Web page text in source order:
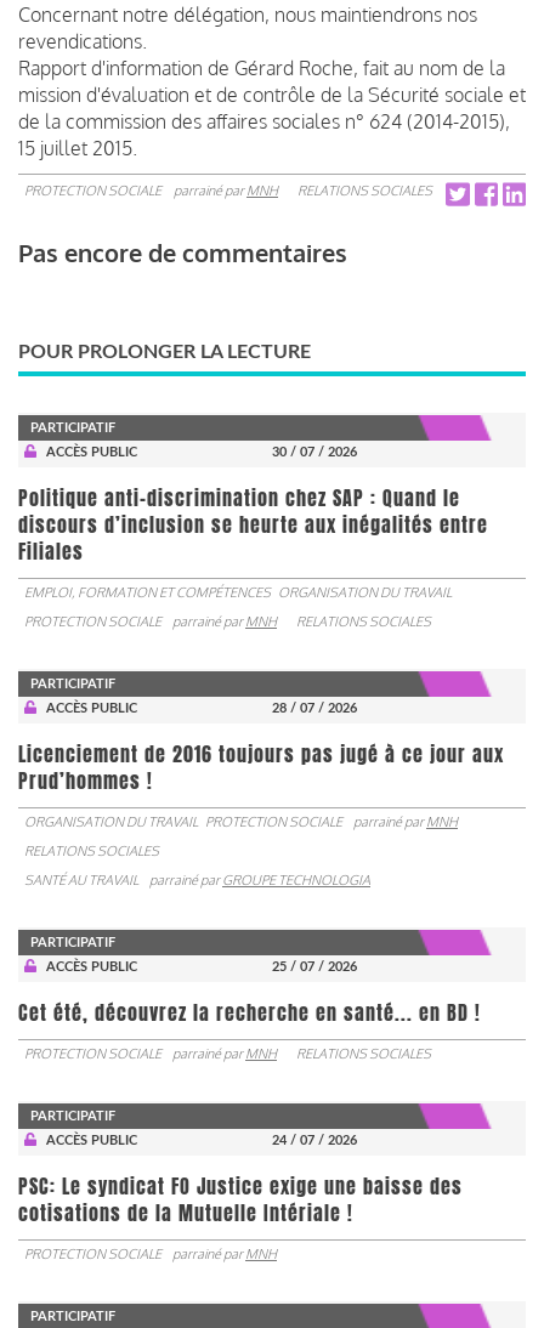
Concernant notre délégation, nous maintiendrons nos
revendications.
Rapport d'information de Gérard Roche, fait au nom de la
mission d'évaluation et de contrôle de la Sécurité sociale et
de la commission des affaires sociales n° 624 (2014-2015),
15 juillet 2015.
PROTECTION SOCIALE parrainé parMNH RELATIONS SOCIALES
Pas encore de commentaires
POUR PROLONGER LA LECTURE
PARTICIPATIF
ACCÈS PUBLIC
30 / 07 / 2026
Politique anti-discrimination chez SAP : Quand le
discours d’inclusion se heurte aux inégalités entre
Filiales
EMPLOI, FORMATION ET COMPÉTENCES ORGANISATION DU TRAVAIL
PROTECTION SOCIALE
parrainé parMNH RELATIONS SOCIALES
PARTICIPATIF
ACCÈS PUBLIC
28 / 07 / 2026
Licenciement de 2016 toujours pas jugé à ce jour aux
Prud’hommes !
ORGANISATION DU TRAVAIL PROTECTION SOCIALE parrainé parMNH
RELATIONS SOCIALES
SANTÉ AU TRAVAIL
parrainé parGROUPE TECHNOLOGIA
PARTICIPATIF
ACCÈS PUBLIC
25 / 07 / 2026
Cet été, découvrez la recherche en santé... en BD !
PROTECTION SOCIALE parrainé parMNH RELATIONS SOCIALES
PARTICIPATIF
ACCÈS PUBLIC
24 / 07 / 2026
PSC: Le syndicat FO Justice exige une baisse des
cotisations de la Mutuelle Intériale !
PROTECTION SOCIALE parrainé parMNH
PARTICIPATIF